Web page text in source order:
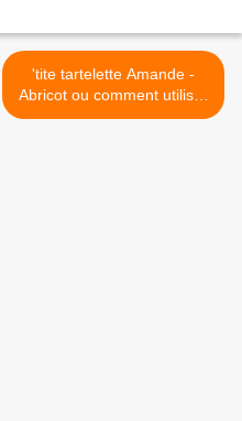
'tite tartelette Amande -
Abricot ou comment utiliser
un reste de crème anglaise